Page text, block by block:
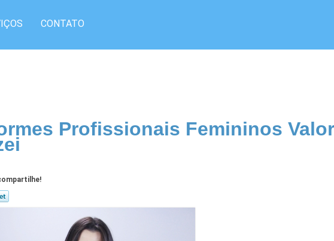
CONTATO
Profissionais Femininos